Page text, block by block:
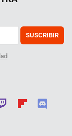
SUSCRIBIR